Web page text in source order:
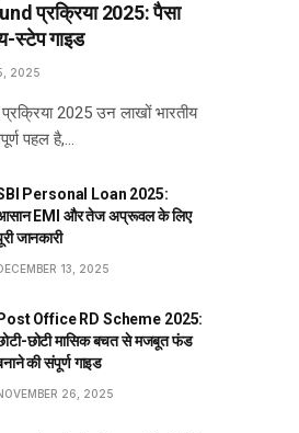
प्रक्रिया 2025: पैसा
स्टेप गाइड
2025
2025 उन लाखों भारतीय
पहल है,…
Personal Loan 2025:
EMI और तेज अप्रूवल के लिए
जानकारी
13, 2025
Post Office RD Scheme 2025:
छोटी मासिक बचत से मजबूत फंड
की संपूर्ण गाइड
26, 2025